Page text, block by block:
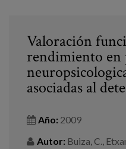
Consultoría
Noticias
Valoración
rendimiento en
asociadas al
Año: 2009
Autor: Buiza, C.,